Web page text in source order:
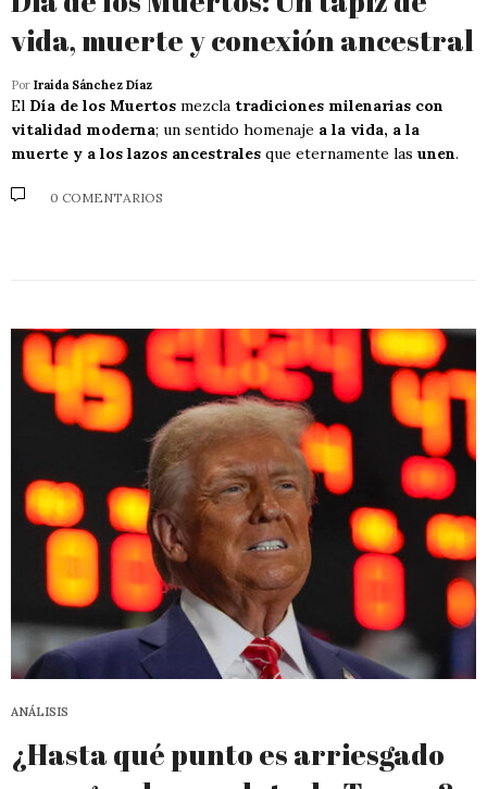
vida, muerte y conexión ancestral
Por Iraida Sánchez Díaz
El Día de los Muertos mezcla tradiciones milenarias con
vitalidad moderna; un sentido homenaje a la vida, a la
muerte y a los lazos ancestrales que eternamente las unen.
0 COMENTARIOS
ANÁLISIS
¿Hasta qué punto es arriesgado